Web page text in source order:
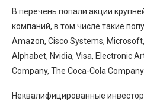
В перечень попали акции
компаний, в том числе такие
Amazon, Cisco Systems,
Alphabet, Nvidia, Visa, Electronic
Company, The Coca-Cola Company
Неквалифицированные